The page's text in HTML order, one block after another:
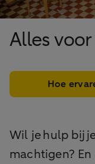
Alles
Hoe
Wil je hulp bij
machtigen?